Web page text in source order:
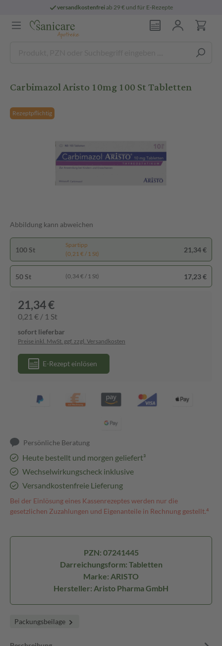
versandkostenfreiab 29 € und für E-Rezepte
Carbimazol Aristo 10mg 100 St Tabletten
Rezeptpflichtig
Abbildung kann abweichen
100 St
Spartipp
(0,21 € / 1 St)
21,34 €
50 St (0,34 € / 1 St) 17,23 €
21,34 €
0,21 € / 1 St
sofort lieferbar
Preise inkl. MwSt. ggf. zzgl. Versandkosten
E-Rezept einlösen
Persönliche Beratung
Heute bestellt und morgen geliefert³
Wechselwirkungscheck inklusive
Versandkostenfreie Lieferung
Bei der Einlösung eines Kassenrezeptes werden nur die
gesetzlichen Zuzahlungen und Eigenanteile in Rechnung gestellt.⁴
PZN: 07241445
Darreichungsform: Tabletten
Marke: ARISTO
Hersteller: Aristo Pharma GmbH
Packungsbeilage